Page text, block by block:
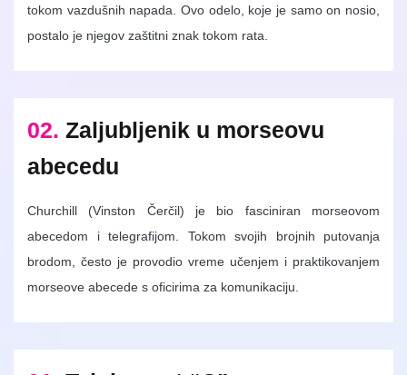
tokom vazdušnih napada. Ovo odelo, koje je samo on nosio,
postalo je njegov zaštitni znak tokom rata.
02. Zaljubljenik u morseovu
abecedu
Churchill (Vinston Čerčil) je bio fasciniran morseovom
abecedom i telegrafijom. Tokom svojih brojnih putovanja
brodom, često je provodio vreme učenjem i praktikovanjem
morseove abecede s oficirima za komunikaciju.